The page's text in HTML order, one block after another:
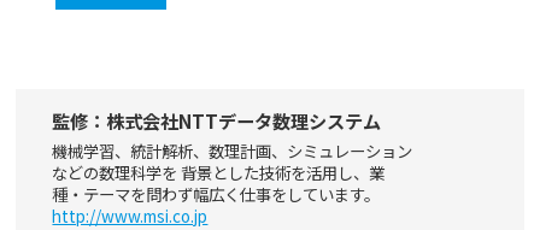
監修：株式会社NTTデータ数理システム
機械学習、統計解析、数理計画、シミュレーション
などの数理科学を 背景とした技術を活用し、業
種・テーマを問わず幅広く仕事をしています。
http://www.msi.co.jp